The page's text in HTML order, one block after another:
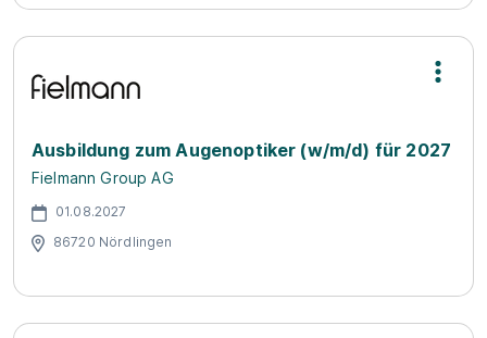
Ausbildung zum Augenoptiker (w/m/d) für 2027
Fielmann Group AG
01.08.2027
86720 Nördlingen